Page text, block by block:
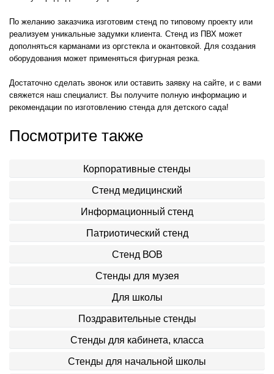
По желанию заказчика изготовим стенд по типовому проекту или
реализуем уникальные задумки клиента. Стенд из ПВХ может
дополняться карманами из оргстекла и окантовкой. Для создания
оборудования может применяться фигурная резка.
Достаточно сделать звонок или оставить заявку на сайте, и с вами
свяжется наш специалист. Вы получите полную информацию и
рекомендации по изготовлению стенда для детского сада!
Посмотрите также
Корпоративные стенды
Стенд медицинский
Информационный стенд
Патриотический стенд
Стенд ВОВ
Стенды для музея
Для школы
Поздравительные стенды
Стенды для кабинета, класса
Стенды для начальной школы